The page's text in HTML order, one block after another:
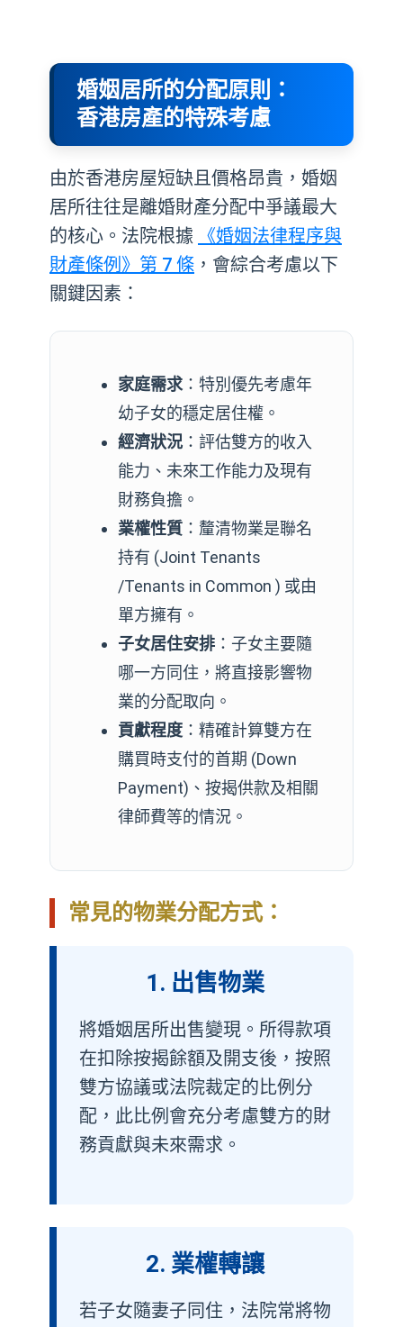
婚姻居所的分配原則：
香港房產的特殊考慮
由於香港房屋短缺且價格昂貴，婚姻
居所往往是離婚財產分配中爭議最大
的核心。法院根據
《婚姻法律程序與
財產條例》第 7 條 ，會綜合考慮以下
關鍵因素：
家庭需求 ：特別優先考慮年
幼子女的穩定居住權。
經濟狀況 ：評估雙方的收入
能力、未來工作能力及現有
財務負擔。
業權性質 ：釐清物業是聯名
持有 (Joint Tenants
/Tenants in Common ) 或由
單方擁有。
子女居住安排 ：子女主要隨
哪一方同住，將直接影響物
業的分配取向。
貢獻程度 ：精確計算雙方在
購買時支付的首期 (Down
Payment)、按揭供款及相關
律師費等的情況。
常見的物業分配方式：
1. 出售物業
將婚姻居所出售變現。所得款項
在扣除按揭餘額及開支後，按照
雙方協議或法院裁定的比例分
配，此比例會充分考慮雙方的財
務貢獻與未來需求。
2. 業權轉讓
若子女隨妻子同住，法院常將物